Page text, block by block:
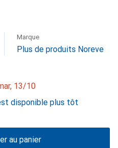
Marque
Plus de produits Noreve
13/10
disponible plus tôt
au panier